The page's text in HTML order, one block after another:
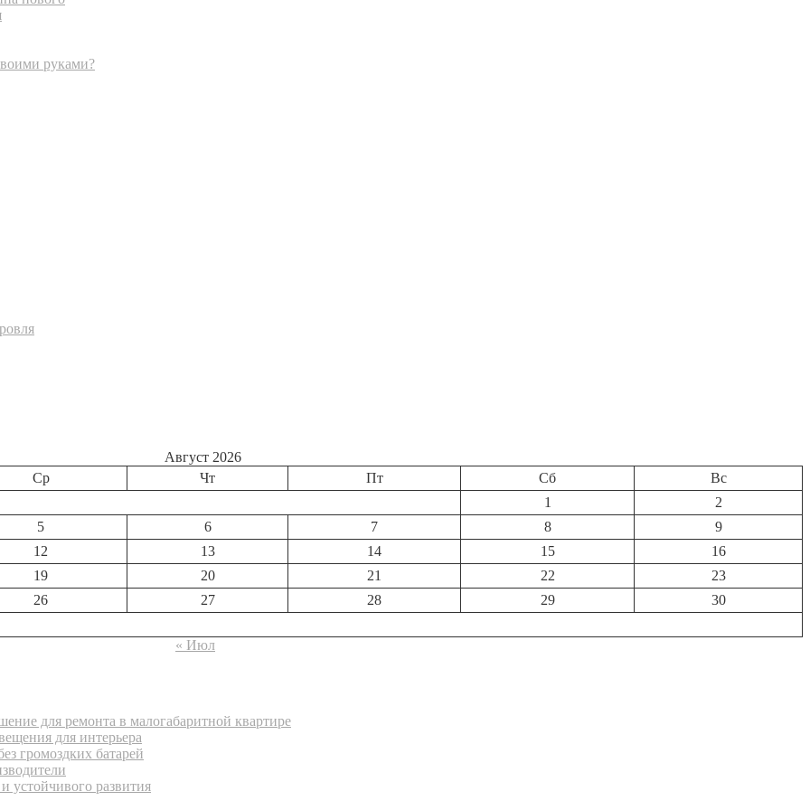
руками?
Август 2026
Ср Чт Пт Сб
Вс
1
2
5 6 7 8
9
12 13 14 15
16
19 20 21 22
23
26 27 28 29
30
« Июл
для ремонта в малогабаритной квартире
для интерьера
громоздких батарей
устойчивого развития